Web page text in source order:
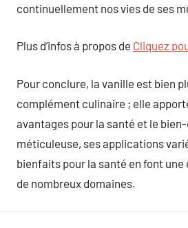
continuellement nos vies de ses
Plus d’infos à propos de Cliquez
Pour conclure, la vanille est bien
complément culinaire ; elle
avantages pour la santé et le
méticuleuse, ses applications
bienfaits pour la santé en font
de nombreux domaines.